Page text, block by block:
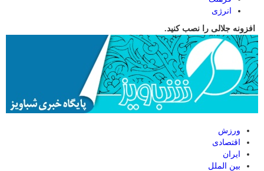
انرژی
افزونه جلالی را نصب کنید.
ورزش
اقتصادی
ایران
بین الملل